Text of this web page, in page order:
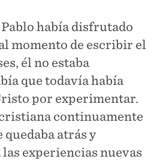
había disfrutado
momento de escribir el
él no estaba
que todavía había
por experimentar.
continuamente
atrás y
experiencias nuevas